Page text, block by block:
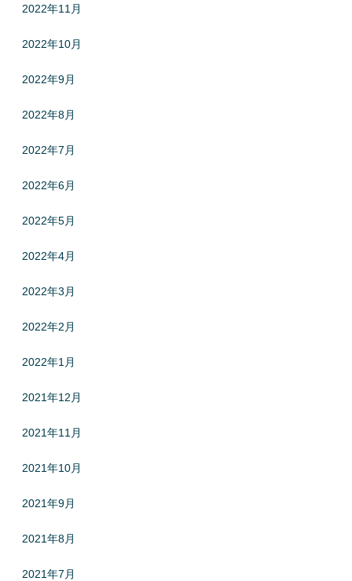
2022年11月
2022年10月
2022年9月
2022年8月
2022年7月
2022年6月
2022年5月
2022年4月
2022年3月
2022年2月
2022年1月
2021年12月
2021年11月
2021年10月
2021年9月
2021年8月
2021年7月